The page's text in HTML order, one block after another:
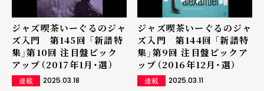
ジャズ喫茶いーぐるのジャ
ズ入門 第145回 「新譜特
集」第10回 注目盤ピック
アップ（2017年1月・選）
連載 2025.03.18
ジャズ喫茶いーぐるのジャ
ズ入門 第144回 「新譜特
集」第9回 注目盤ピックア
ップ（2016年12月・選）
連載 2025.03.11